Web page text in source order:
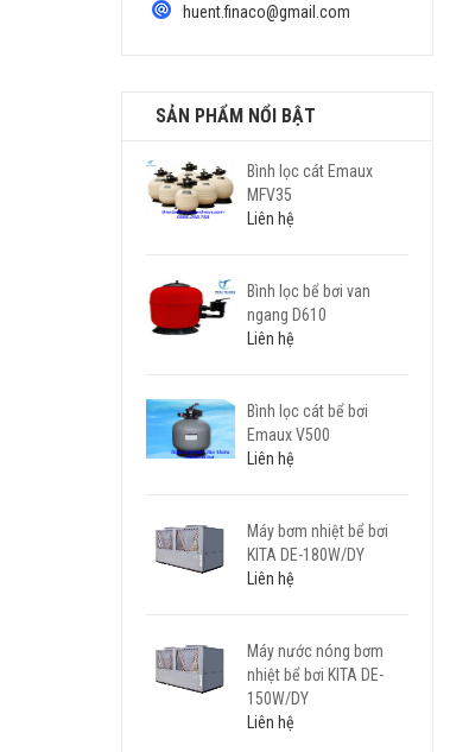
huent.finaco@gmail.com
SẢN PHẨM NỔI BẬT
Bình lọc cát Emaux
MFV35
Liên hệ
Bình lọc bể bơi van
ngang D610
Liên hệ
Bình lọc cát bể bơi
Emaux V500
Liên hệ
Máy bơm nhiệt bể bơi
KITA DE-180W/DY
Liên hệ
Máy nước nóng bơm
nhiệt bể bơi KITA DE-
150W/DY
Liên hệ